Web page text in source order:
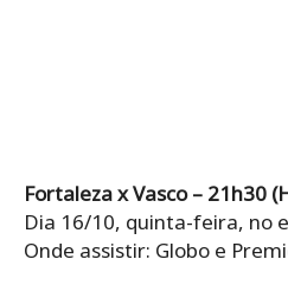
Fortaleza x Vasco – 21h30
Dia 16/10, quinta-feira, no
Onde assistir: Globo e